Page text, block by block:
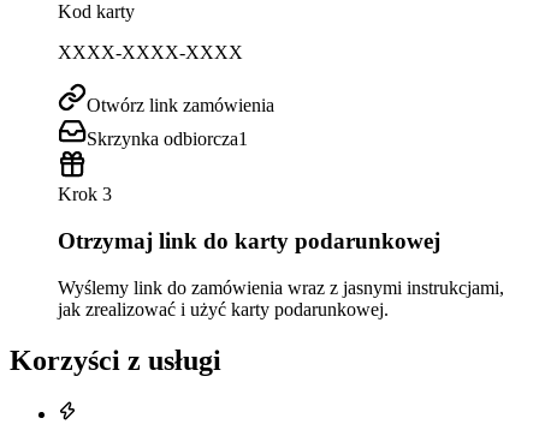
Kod karty
XXXX-XXXX-XXXX
Otwórz link zamówienia
Skrzynka odbiorcza1
Krok 3
Otrzymaj link do karty podarunkowej
Wyślemy link do zamówienia wraz z jasnymi instrukcjami,
jak zrealizować i użyć karty podarunkowej.
Korzyści z usługi